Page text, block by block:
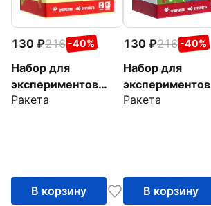
130 216 -40%
Набор для
экспериментов
Черепашка
Ракета
В корзину
130 216 -40%
Набор для
экспериментов
Цветок
Ракета
В корзину